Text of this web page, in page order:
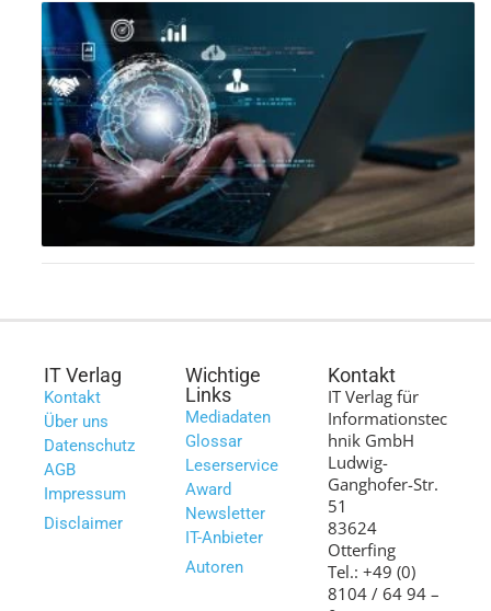
IT Verlag
Kontakt
Über uns
Datenschutz
AGB
Impressum
Disclaimer
Wichtige
Links
Mediadaten
Glossar
Leserservice
Award
Newsletter
IT-Anbieter
Autoren
Kontakt
IT Verlag für
Informationstec
hnik GmbH
Ludwig-
Ganghofer-Str.
51
83624
Otterfing
Tel.: +49 (0)
8104 / 64 94 –